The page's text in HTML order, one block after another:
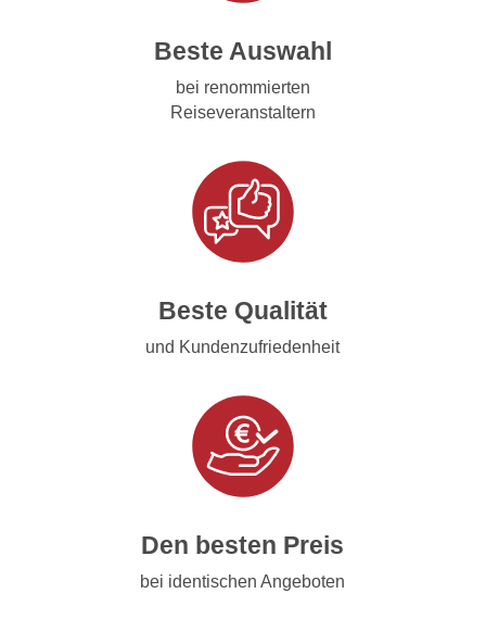
Beste Auswahl
bei renommierten
Reiseveranstaltern
Beste Qualität
und Kundenzufriedenheit
Den besten Preis
bei identischen Angeboten